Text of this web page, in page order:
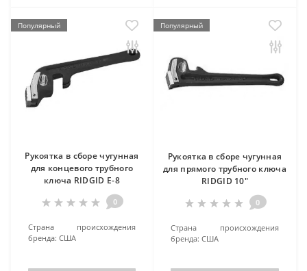
Популярный
Рукоятка в сборе чугунная
для концевого трубного
ключа RIDGID E-8
0
Страна происхождения
бренда: США
Популярный
Рукоятка в сборе чугунная
для прямого трубного ключа
RIDGID 10"
0
Страна происхождения
бренда: США